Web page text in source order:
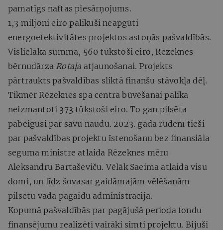
pamatīgs naftas piesārņojums.
1,3 miljoni eiro palikuši neapgūti
energoefektivitātes projektos astoņās pašvaldībās.
Vislielākā summa, 560 tūkstoši eiro, Rēzeknes
bērnudārza Rotaļa atjaunošanai. Projekts
pārtraukts pašvaldības sliktā finanšu stāvokļa dēļ.
Tikmēr Rēzeknes spa centra būvēšanai palika
neizmantoti 373 tūkstoši eiro. To gan pilsēta
pabeigusi par savu naudu. 2023. gada rudenī tieši
par pašvaldības projektu īstenošanu bez finansiāla
seguma ministre atlaida Rēzeknes mēru
Aleksandru Bartaševiču. Vēlāk Saeima atlaida visu
domi, un līdz šovasar gaidāmajām vēlēšanām
pilsētu vada pagaidu administrācija.
Kopumā pašvaldībās par pagājušā perioda fondu
finansējumu realizēti vairāki simti projektu. Bijuši